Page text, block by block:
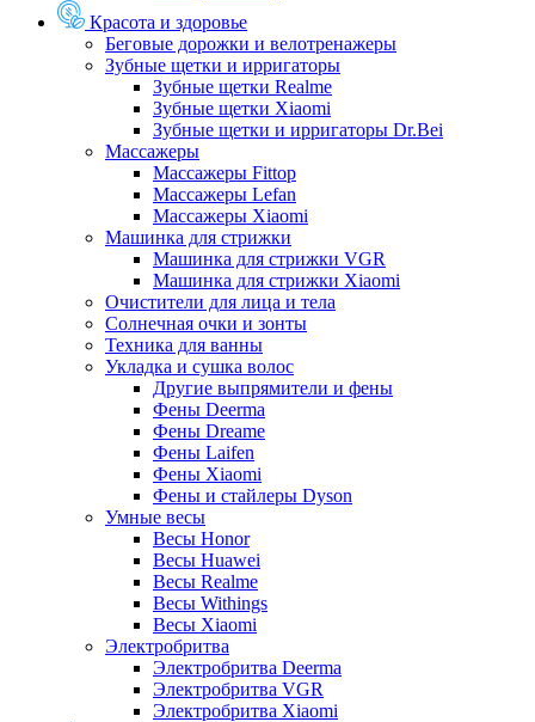
Красота и здоровье
Беговые дорожки и велотренажеры
Зубные щетки и ирригаторы
Зубные щетки Realme
Зубные щетки Xiaomi
Зубные щетки и ирригаторы Dr.Bei
Массажеры
Массажеры Fittop
Массажеры Lefan
Массажеры Xiaomi
Машинка для стрижки
Машинка для стрижки VGR
Машинка для стрижки Xiaomi
Очистители для лица и тела
Солнечная очки и зонты
Техника для ванны
Укладка и сушка волос
Другие выпрямители и фены
Фены Deerma
Фены Dreame
Фены Laifen
Фены Xiaomi
Фены и стайлеры Dyson
Умные весы
Весы Honor
Весы Huawei
Весы Realme
Весы Withings
Весы Xiaomi
Электробритва
Электробритва Deerma
Электробритва VGR
Электробритва Xiaomi